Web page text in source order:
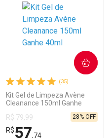
(35)
Kit Gel de Limpeza Avène
Cleanance 150ml Ganhe
R$ 79,99
R$57,74
28% OFF
COMPRAR